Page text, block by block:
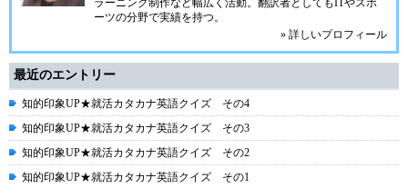
ラーニング制作など幅広く活動。翻訳者としてもITやスポ
ーツの分野で実績を持つ。
» 詳しいプロフィール
最近のエントリー
知的印象UP★就活カタカナ英語クイズ その4
知的印象UP★就活カタカナ英語クイズ その3
知的印象UP★就活カタカナ英語クイズ その2
知的印象UP★就活カタカナ英語クイズ その1